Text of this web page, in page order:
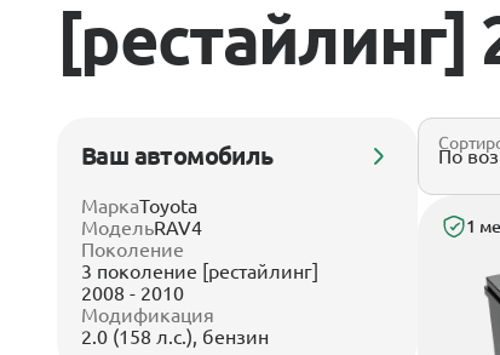
[рестайлинг]
Ваш автомобиль
МаркаToyota
МодельRAV4
Поколение
3 поколение [рестайлинг]
2008 - 2010
Модификация
2.0 (158 л.с.), бензин
1